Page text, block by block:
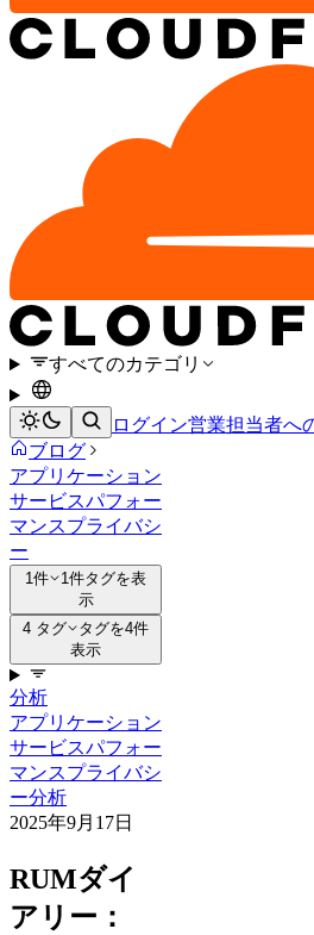
すべてのカテゴリ
ログイン営業担当者へ
ブログ
アプリケーション
サービスパフォー
マンスプライバシ
ー
1件
1件タグを表
示
4 タグ
タグを4件
表示
分析
アプリケーション
サービスパフォー
マンスプライバシ
ー分析
2025年9月17日
RUMダイ
アリー：